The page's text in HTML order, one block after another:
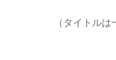
は一部変更